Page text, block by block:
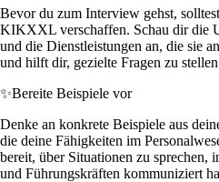
Bevor du zum Interview gehst,
KIKXXL verschaffen. Schau dir die
und die Dienstleistungen an, die sie
und hilft dir, gezielte Fragen zu
✨Bereite Beispiele vor
Denke an konkrete Beispiele aus
die deine Fähigkeiten im
bereit, über Situationen zu sprechen,
und Führungskräften kommuniziert